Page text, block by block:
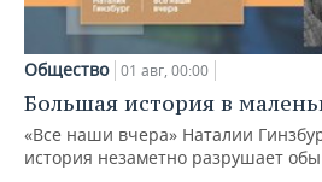
Общество 01 авг, 00:00
Большая история в
«Все наши вчера» Наталии
история незаметно разрушает